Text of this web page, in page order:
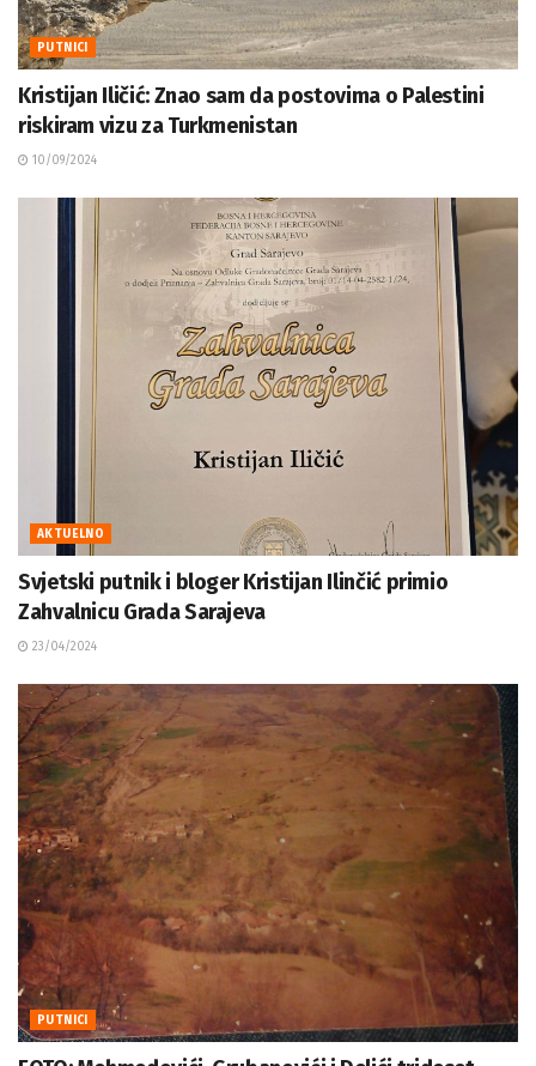
PUTNICI
Kristijan Iličić: Znao sam da postovima o Palestini
riskiram vizu za Turkmenistan
10/09/2024
AKTUELNO
Svjetski putnik i bloger Kristijan Ilinčić primio
Zahvalnicu Grada Sarajeva
23/04/2024
PUTNICI